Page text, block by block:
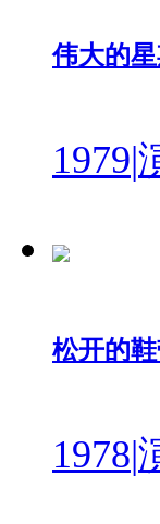
伟大的
1979|
松开的
1978|